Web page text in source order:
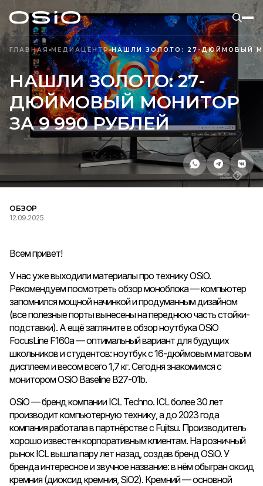
ГЛАВНАЯ МЕДИАЦЕНТР НАШЛИ ЗОЛОТО: 27-ДЮЙМОВЫЙ
НАШЛИ ЗОЛОТО: 27-
ДЮЙМОВЫЙ МОНИТОР
ЗА 9 990 РУБЛЕЙ
ОБЗОР
12.09.2025
Всем привет!
У нас уже выходили материалы про технику OSiO.
Рекомендуем посмотреть обзор моноблока — компьютер
запомнился мощной начинкой и продуманным дизайном
(все полезные порты вынесены на переднюю часть стойки-
подставки). А ещё загляните в обзор ноутбука OSiO
FocusLine F160a — оптимальный вариант для будущих
школьников и студентов: ноутбук с 16-дюймовым матовым
дисплеем и весом всего 1,7 кг. Сегодня знакомимся с
монитором OSiO Baseline B27-01b.
OSiO — бренд компании ICL Techno. ICL более 30 лет
производит компьютерную технику, а до 2023 года
компания работала в партнёрстве с Fujitsu. Производитель
хорошо известен корпоративным клиентам. На розничный
рынок ICL вышла пару лет назад, создав бренд OSiO. У
бренда интересное и звучное название: в нём обыгран оксид
кремния (диоксид кремния, SiO2). Кремний — основной